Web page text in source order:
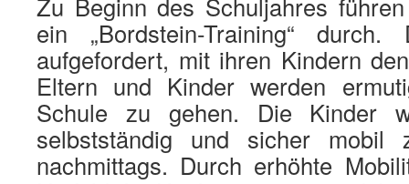
ein „Bordstein-Training“
aufgefordert, mit ihren Kindern
Eltern und Kinder werden
Schule zu gehen. Die Kinder
selbstständig und sicher
nachmittags. Durch erhöhte